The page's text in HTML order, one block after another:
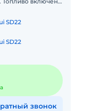
SD22
SD22
звонок